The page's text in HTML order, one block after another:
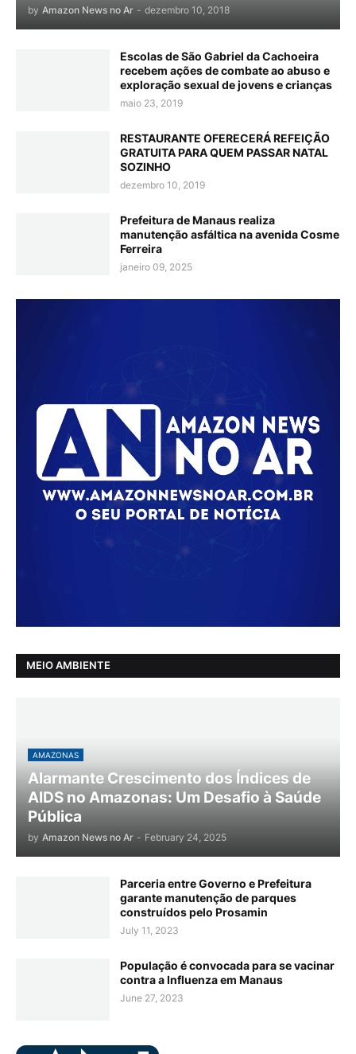
by Amazon News no Ar - dezembro 10, 2018
Escolas de São Gabriel da Cachoeira
recebem ações de combate ao abuso e
exploração sexual de jovens e crianças
maio 23, 2019
RESTAURANTE OFERECERÁ REFEIÇÃO
GRATUITA PARA QUEM PASSAR NATAL
SOZINHO
dezembro 10, 2019
Prefeitura de Manaus realiza
manutenção asfáltica na avenida Cosme
Ferreira
janeiro 09, 2025
MEIO AMBIENTE
AMAZONAS
Alarmante Crescimento dos Índices de
AIDS no Amazonas: Um Desafio à Saúde
Pública
by Amazon News no Ar - February 24, 2025
Parceria entre Governo e Prefeitura
garante manutenção de parques
construídos pelo Prosamin
July 11, 2023
População é convocada para se vacinar
contra a Influenza em Manaus
June 27, 2023